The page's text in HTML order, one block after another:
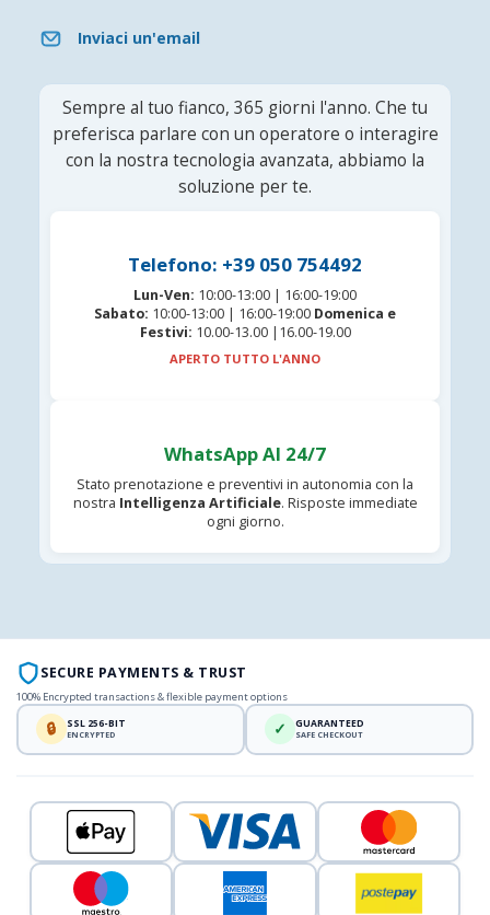
Inviaci un'email
Sempre al tuo fianco, 365 giorni l'anno. Che tu
preferisca parlare con un operatore o interagire
con la nostra tecnologia avanzata, abbiamo la
soluzione per te.
Telefono: +39 050 754492
Lun-Ven: 10:00-13:00 | 16:00-19:00
Sabato: 10:00-13:00 | 16:00-19:00 Domenica e
Festivi: 10.00-13.00 |16.00-19.00
APERTO TUTTO L'ANNO
WhatsApp AI 24/7
Stato prenotazione e preventivi in autonomia con la
nostra Intelligenza Artificiale. Risposte immediate
ogni giorno.
SECURE PAYMENTS & TRUST
100% Encrypted transactions & flexible payment options
🔒 SSL 256-BIT
ENCRYPTED ✓ GUARANTEED
SAFE CHECKOUT